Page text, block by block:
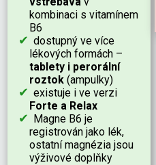
kombinaci s vitamínem
B6
dostupný ve více
lékových formách –
tablety i perorální
roztok (ampulky)
existuje i ve verzi
Forte a Relax
Magne B6 je
registrován jako lék,
ostatní magnézia jsou
výživové doplňky